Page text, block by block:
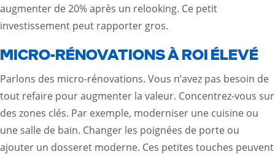
augmenter de 20% après un relooking. Ce petit
investissement peut rapporter gros.
MICRO-RÉNOVATIONS À ROI ÉLEVÉ
Parlons des micro-rénovations. Vous n’avez pas besoin de
tout refaire pour augmenter la valeur. Concentrez-vous sur
des zones clés. Par exemple, moderniser une cuisine ou
une salle de bain. Changer les poignées de porte ou
ajouter un dosseret moderne. Ces petites touches peuvent